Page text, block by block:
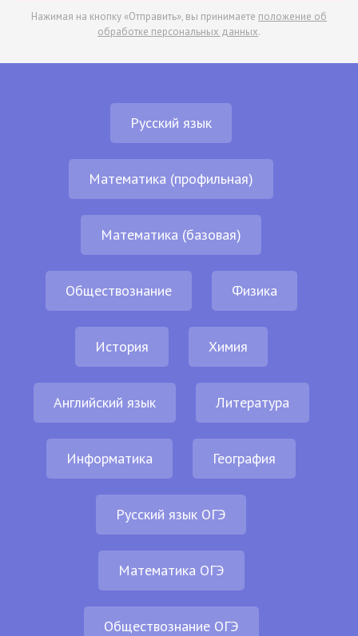
Нажимая на кнопку «Отправить», вы принимаете положение об
обработке персональных данных.
Русский язык
Математика (профильная)
Математика (базовая)
Обществознание Физика
История Химия
Английский язык Литература
Информатика География
Русский язык ОГЭ
Математика ОГЭ
Обществознание ОГЭ